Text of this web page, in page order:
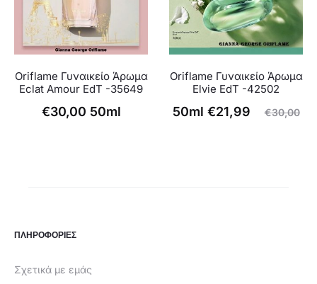
Oriflame Γυναικείο Άρωμα
Eclat Amour EdT -35649
€30,00 50ml
Oriflame Γυναικείο Άρωμα
Elvie EdT -42502
€30,00
Original
€21,99
Η
50ml
ΠΛΗΡΟΦΟΡΙΕΣ
Σχετικά με εμάς